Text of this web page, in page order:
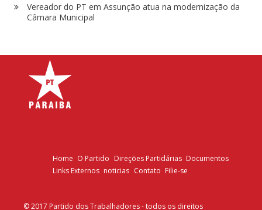
Vereador do PT em Assunção atua na modernização da
Câmara Municipal
Home O Partido Direções Partidárias Documentos
Links Externos noticias Contato Filie-se
© 2017 Partido dos Trabalhadores - todos os direitos